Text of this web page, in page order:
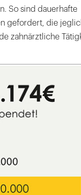
So sind dauerhafte
gefordert, die
zahnärztliche